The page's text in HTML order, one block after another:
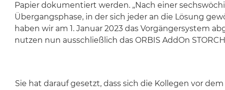
Papier dokumentiert werden. „Nach einer
Übergangsphase, in der sich jeder an die Lösung
haben wir am 1. Januar 2023 das Vorgängersystem
nutzen nun ausschließlich das ORBIS AddOn
Sie hat darauf gesetzt, dass sich die Kollegen vor